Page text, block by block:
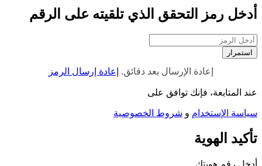
أدخل رمز التحقق الذي تلقيته على الرقم
استمرار
إعادة الإرسال بعد دقائق. إعادة إرسال الرمز
عند المتابعة، فإنك توافق على
سياسة الإستخدام و شروط الخصوصية
تأكيد الهوية
أدخل رقم هويتك